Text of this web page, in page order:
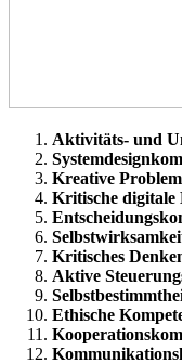
Aktivitäts- und
Kreative
Kritische digitale
Kritisches
Aktive
Ethische